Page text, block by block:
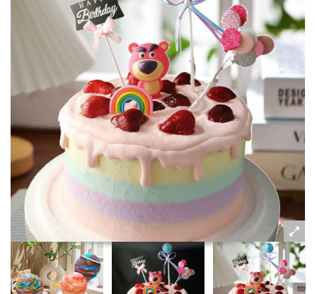
註冊
加入甜點廚師接單平台